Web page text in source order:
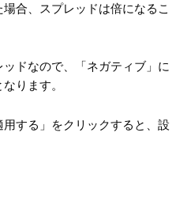
場合、スプレッドは倍になるこ
ドなので、「ネガティブ」に
ります。
する」をクリックすると、設